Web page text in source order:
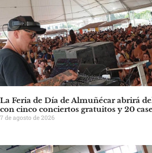
La Feria de Día de Almuñécar abrirá
con cinco conciertos gratuitos y 20
7 de agosto de 2026